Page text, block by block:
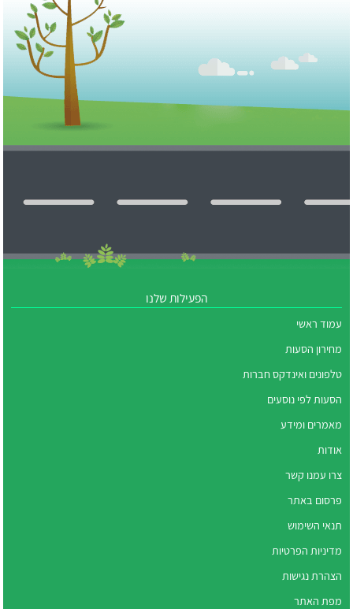
הפעילות שלנו
עמוד ראשי
מחירון הסעות
טלפונים ואינדקס חברות
הסעות לפי נוסעים
מאמרים ומידע
אודות
צרו עמנו קשר
פרסום באתר
תנאי השימוש
מדיניות הפרטיות
הצהרת נגישות
מפת האתר